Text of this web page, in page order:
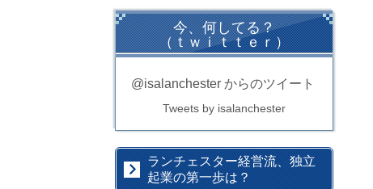
今、何してる？
（ｔｗｉｔｔｅｒ）
@isalanchester からのツイート
Tweets by isalanchester
ランチェスター経営流、独立
起業の第一歩は？